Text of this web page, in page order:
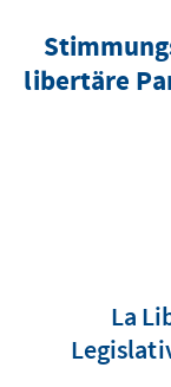
libertäre
La